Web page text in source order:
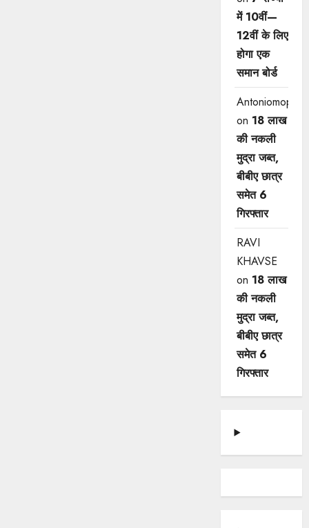
में 10वीं—
12वीं ​के लिए
होगा एक
समान बोर्ड
Antoniomop
on 18 लाख
की नकली
मुद्रा जब्त,
बीबीए छात्र
समेत 6
गिरफ्तार
RAVI
KHAVSE
on 18 लाख
की नकली
मुद्रा जब्त,
बीबीए छात्र
समेत 6
गिरफ्तार